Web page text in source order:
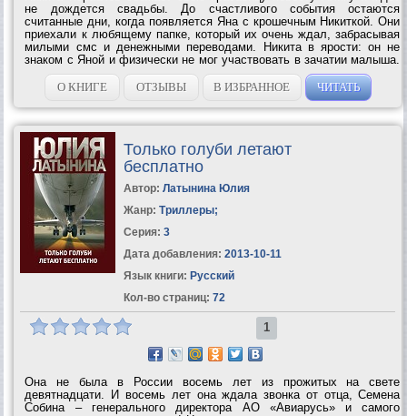
не дождется свадьбы. До счастливого события остаются
считанные дни, когда появляется Яна с крошечным Никиткой. Они
приехали к любящему папке, который их очень ждал, забрасывая
милыми смс и денежными переводами. Никита в ярости: он не
знаком с Яной и физически не мог участвовать в зачатии малыша.
Никто ему не верит, зато осуждают все. Но это лишь первый шаг
на пути полного...
О КНИГЕ ОТЗЫВЫ В ИЗБРАННОЕ ЧИТАТЬ
Только голуби летают
бесплатно
Автор: Латынина Юлия
Жанр: Триллеры;
Серия: 3
Дата добавления: 2013-10-11
Язык книги: Русский
Кол-во страниц: 72
1
Она не была в России восемь лет из прожитых на свете
девятнадцати. И восемь лет она ждала звонка от отца, Семена
Собина – генерального директора АО «Авиарусь» и самого